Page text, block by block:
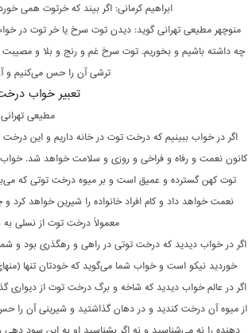
ابراهیم کرمانی: اگر بیند که خرتوت همی
منوچهر مطیعی تهرانی گوید: دیدن توت سرخ یا خر توت در
چه داشته باشیم و بخوریم. توت سرخ غم و رنج و بلا و
ترشی آن را حس می‌کنیم و
تعبیر خواب
مطیعی تهرانی:
اگر در خواب ببینیم که درخت توت در خانه داریم و این
کانون نعمت و رفاه و فراخی و روزی و سلامت خواهد شد. خواب
توت کهن گسترده و عمیق است و بر میوه درخت توتی که
نعمت خواهد داد و کام افراد خانواده را شیرین خواهد
معمولاً درخت توت از نسلی
اگر در خواب دیدید که درخت توتی در راهی و رهگذری بود و
خوردید نیکو است و خواب شما می‌گوید که خودتان تنها
اگر در عالم خواب دیدید که شاخه و برگ درخت توت از دیواری
از میوه آن درخت کندید و در دهان گذاشتید و شیرینی آن